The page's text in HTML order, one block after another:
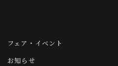
フェア・イベント
お知らせ